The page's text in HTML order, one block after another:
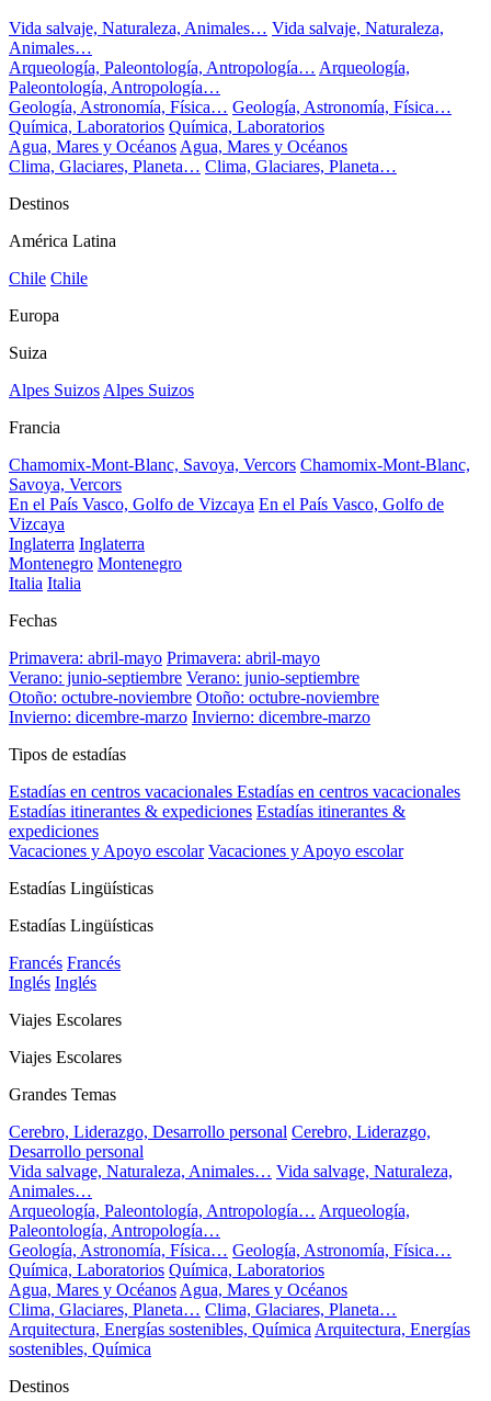
Vida salvaje, Naturaleza, Animales… Vida salvaje, Naturaleza,
Animales…
Arqueología, Paleontología, Antropología… Arqueología,
Paleontología, Antropología…
Geología, Astronomía, Física… Geología, Astronomía, Física…
Química, Laboratorios Química, Laboratorios
Agua, Mares y Océanos Agua, Mares y Océanos
Clima, Glaciares, Planeta… Clima, Glaciares, Planeta…
Destinos
América Latina
Chile Chile
Europa
Suiza
Alpes Suizos Alpes Suizos
Francia
Chamomix-Mont-Blanc, Savoya, Vercors Chamomix-Mont-Blanc,
Savoya, Vercors
En el País Vasco, Golfo de Vizcaya En el País Vasco, Golfo de
Vizcaya
Inglaterra Inglaterra
Montenegro Montenegro
Italia Italia
Fechas
Primavera: abril-mayo Primavera: abril-mayo
Verano: junio-septiembre Verano: junio-septiembre
Otoño: octubre-noviembre Otoño: octubre-noviembre
Invierno: dicembre-marzo Invierno: dicembre-marzo
Tipos de estadías
Estadías en centros vacacionales Estadías en centros vacacionales
Estadías itinerantes & expediciones Estadías itinerantes &
expediciones
Vacaciones y Apoyo escolar Vacaciones y Apoyo escolar
Estadías Lingüísticas
Estadías Lingüísticas
Francés Francés
Inglés Inglés
Viajes Escolares
Viajes Escolares
Grandes Temas
Cerebro, Liderazgo, Desarrollo personal Cerebro, Liderazgo,
Desarrollo personal
Vida salvage, Naturaleza, Animales… Vida salvage, Naturaleza,
Animales…
Arqueología, Paleontología, Antropología… Arqueología,
Paleontología, Antropología…
Geología, Astronomía, Física… Geología, Astronomía, Física…
Química, Laboratorios Química, Laboratorios
Agua, Mares y Océanos Agua, Mares y Océanos
Clima, Glaciares, Planeta… Clima, Glaciares, Planeta…
Arquitectura, Energías sostenibles, Química Arquitectura, Energías
sostenibles, Química
Destinos